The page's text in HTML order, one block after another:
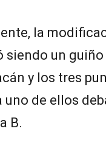
la
un
y los tres
uno de ellos
B.